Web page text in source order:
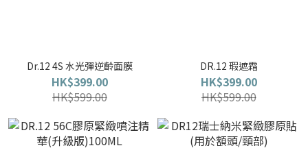
Dr.12 4S 水光彈逆齡面膜
HK$399.00
HK$599.00
DR.12 瑕遮霜
HK$399.00
HK$599.00